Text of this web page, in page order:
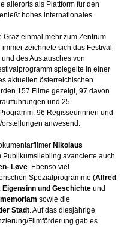
allerorts als Plattform für den
hohes internationales
einmal mehr zum Zentrum
zeichnete sich das Festival
des Austausches von
spiegelte in einer
aktuellen österreichischen
157 Filme gezeigt, 97 davon
und 25
96 Regisseurinnen und
anwesend.
Nikolaus
Publikumsliebling avancierte auch
Løve. Ebenso viel
Spezialprogramme (Alfred
, Eigensinn und Geschichte und
memoriam sowie die
Stadt. Auf das diesjährige
Filmförderung gab es